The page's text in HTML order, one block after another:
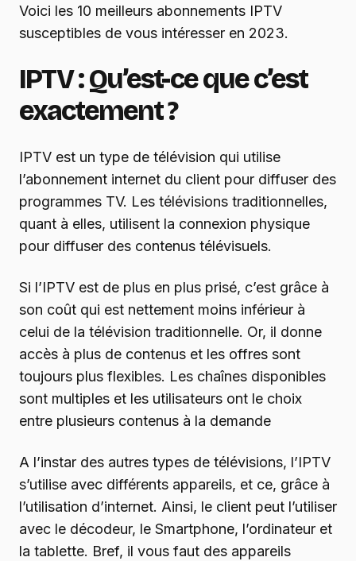
Voici les 10 meilleurs abonnements IPTV
susceptibles de vous intéresser en 2023.
IPTV : Qu’est-ce que c’est
exactement ?
IPTV est un type de télévision qui utilise
l’abonnement internet du client pour diffuser des
programmes TV. Les télévisions traditionnelles,
quant à elles, utilisent la connexion physique
pour diffuser des contenus télévisuels.
Si l’IPTV est de plus en plus prisé, c’est grâce à
son coût qui est nettement moins inférieur à
celui de la télévision traditionnelle. Or, il donne
accès à plus de contenus et les offres sont
toujours plus flexibles. Les chaînes disponibles
sont multiples et les utilisateurs ont le choix
entre plusieurs contenus à la demande
A l’instar des autres types de télévisions, l’IPTV
s’utilise avec différents appareils, et ce, grâce à
l’utilisation d’internet. Ainsi, le client peut l’utiliser
avec le décodeur, le Smartphone, l’ordinateur et
la tablette. Bref, il vous faut des appareils